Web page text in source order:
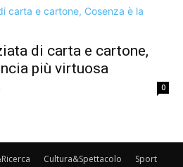
di carta e cartone,
più virtuosa
0
Cultura&Spettacolo
Sport